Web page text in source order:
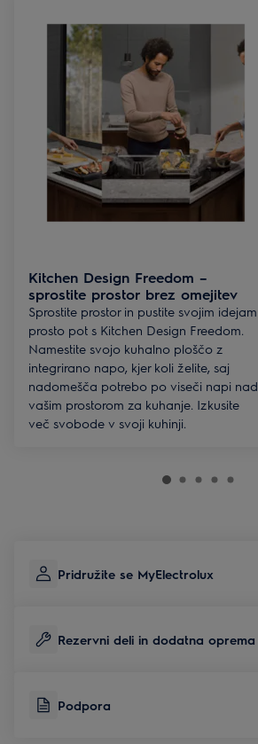
Kitchen Design Freedom –
sprostite prostor brez omejitev
Sprostite prostor in pustite svojim idejam
prosto pot s Kitchen Design Freedom.
Namestite svojo kuhalno ploščo z
integrirano napo, kjer koli želite, saj
nadomešča potrebo po viseči napi nad
vašim prostorom za kuhanje. Izkusite
več svobode v svoji kuhinji.
Pridružite se MyElectrolux
Rezervni deli in dodatna oprema
Podpora